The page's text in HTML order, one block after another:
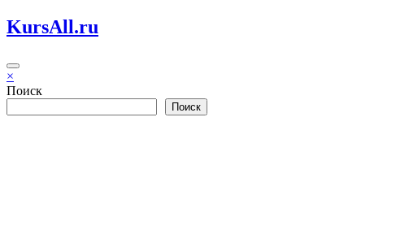
Перейти
к
KursAll.ru
×
Поиск
Поиск